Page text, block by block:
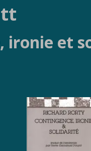
ironie et